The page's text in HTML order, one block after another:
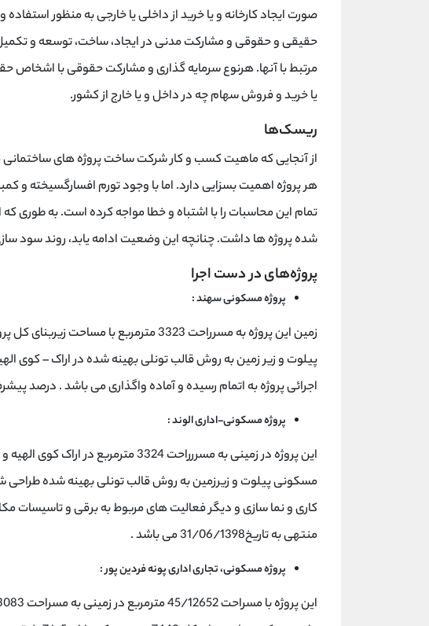
صورت ایجاد کارخانه و یا خرید از داخلی یا خارجی به منظور
حقیقی و حقوقی و مشارکت مدنی در ایجاد، ساخت، توسعه و
مرتبط با آنها. هرنوع سرمایه گذاری و مشارکت حقوقی با اشخاص
یا خرید و فروش سهام چه در داخل و یا خارج از کشور.
ریسک‌ها
از آنجایی که ماهیت کسب و کار شرکت ساخت پروژه های ساختمانی
هر پروژه اهمیت بسزایی دارد. اما با وجود تورم افسارگسیخته
تمام این محاسبات را با اشتباه و خطا مواجه کرده است. به طوری که
شده پروژه ها داشت. چنانچه این وضعیت ادامه یابد، روند سود
پروژه‌های در دست اجرا
پروژه مسکونی سهند :
پیلوت و زیر زمین به روش قالب تونلی بهینه شده در اراک – کوی
اجرائی پروژه به اتمام رسیده و آماده واگذاری می باشد . درصد پیشرفت
پروژه مسکونی-اداری الوند :
مسکونی پیلوت و زیرزمین به روش قالب تونلی بهینه شده طراحی
منتهی به تاریخ31/06/1398 می باشد .
پروژه مسکونی، تجاری اداری پونه فردین پور :